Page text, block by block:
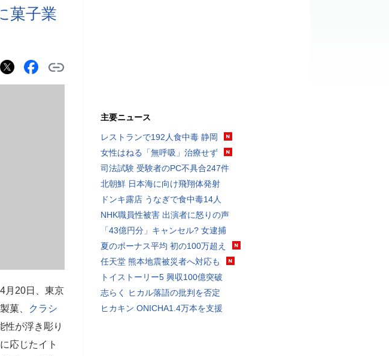
菓子業
月20日、東京
菓、
クラシ
性が浮き彫り
応じたイト
主要ニュース
レストランで192人食中毒 静岡
女性はねる「無呼吸」治療せず
司法試験 受験者のPC不具合247件
北朝鮮 日本海に向け飛翔体発射
ドンキ露店 うなぎで食中毒14人
NHK職員性被害 出演者に怒りの声
「43億円分」キャンセル? 女逮捕
夏のボーナス平均 初の100万超え
任天堂 熊本地震被災者へ対応も
トイストーリー5 興収100億突破
志らく ヒカル落語の批判を否定
ヒカキン ONICHA1.4万本を支援